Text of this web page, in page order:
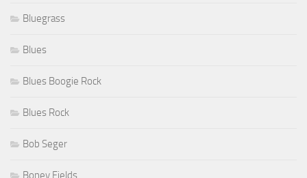
Bluegrass
Blues
Blues Boogie Rock
Blues Rock
Bob Seger
Boney Fields